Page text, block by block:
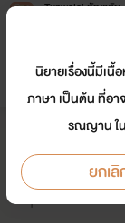
Tunwalai ธัญวลัย
หน้าแรก นิ
You
นักเขียน:
Y
นิยายเรื่องนี้มีเนื้
ภาษา เป็นต้น ที่อา
รณญาน ใ
ยกเลิ